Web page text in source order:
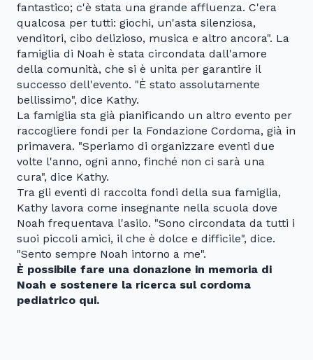
fantastico; c'è stata una grande affluenza. C'era
qualcosa per tutti: giochi, un'asta silenziosa,
venditori, cibo delizioso, musica e altro ancora". La
famiglia di Noah è stata circondata dall'amore
della comunità, che si è unita per garantire il
successo dell'evento. "È stato assolutamente
bellissimo", dice Kathy.
La famiglia sta già pianificando un altro evento per
raccogliere fondi per la Fondazione Cordoma, già in
primavera. "Speriamo di organizzare eventi due
volte l'anno, ogni anno, finché non ci sarà una
cura", dice Kathy.
Tra gli eventi di raccolta fondi della sua famiglia,
Kathy lavora come insegnante nella scuola dove
Noah frequentava l'asilo. "Sono circondata da tutti i
suoi piccoli amici, il che è dolce e difficile", dice.
"Sento sempre Noah intorno a me".
È possibile fare una donazione in memoria di
Noah e sostenere la ricerca sul cordoma
pediatrico qui.